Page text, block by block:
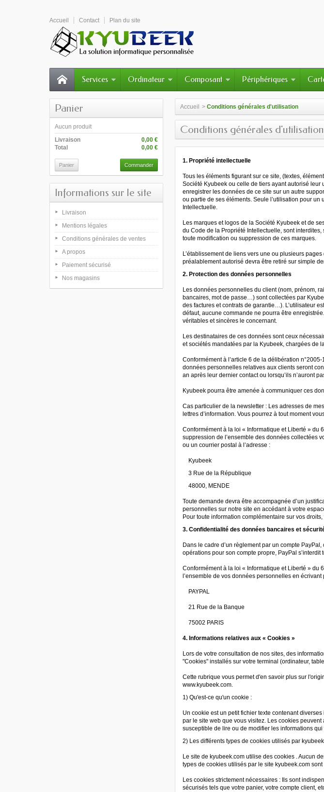
Accueil Contact Plan du site
Services Ordinateur Composant Périphériques
Panier
Aucun produit
0,00 €
Livraison
0,00 €
Total
Panier Commander
Informations sur le site
Livraison
Mentions légales
Conditions générales de ventes
A propos
Paiement sécurisé
Nos magasins
Accueil > Conditions générales d'utilisation
Conditions générales d'utilisation
1. Propriété intellectuelle
Tous les éléments figurant sur ce site, (textes,
Société Kyubeek ou celle de tiers ayant autorisé
enregistrer les données de ce site sur un autre
ou partie de ses éléments. Seule l’utilisation pour
Intellectuelle.
Les marques et logos de la Société Kyubeek et de
du Code de la Propriété Intellectuelle, sont
toute modification ou suppression de ces marques.
L’établissement de liens vers une ou plusieurs
préalablement autorisé devra être retiré sur simple
2. Protection des données personnelles
Les données personnelles du client (nom, prénom,
bancaires, mot de passe…) sont collectées par
des factures et contrats de garantie…). L’utilisateur
défaut, aucune commande ne pourra être
véritables et sincères le concernant.
Les destinataires de ces données sont ceux
et sociétés mandatées par la Kyubeek, chargées de
Conformément à l’article 6 de la délibération
données personnelles relatives aux clients seront
an après leur dernier contact ou lorsqu’ils n’auront
Kyubeek pourra être amenée à communiquer ces
Cas particulier de la newsletter : Les adresses de
lettres d’information. Vous pourrez à tout moment
Conformément à la loi « Informatique et Liberté » du
suppression de l’ensemble des données collectées
ou un courrier postal à l’adresse :
Kyubeek
3 Rue de la République
48000, MENDE
Toute demande devra être accompagnée d’un
personnelles sur notre site en accédant à votre
Pour toute information complémentaire sur vos
3. Confidentialité des données bancaires et
Dans le cadre d’un règlement par un compte
opérations pour son compte propre, PayPal
Conformément à la loi « Informatique et Liberté » du
l’ensemble de vos données personnelles en
PAYPAL
21 Rue de la Banque
75002 PARIS
4. Informations relatives aux « Cookies »
Lors de votre consultation de nos sites, des
"Cookies" installés sur votre terminal (ordinateur,
Cette rubrique vous permet d'en savoir plus sur
www.kyubeek.com.
1) Qu'est-ce qu'un cookie :
Un cookie est un petit fichier texte contenant
par le site web que vous visitez. Les cookies
susceptible de lire ou de modifier les informations
2) Les différents types de cookies utilisés par
Le site de kyubeek.com utilise des cookies . Aucun
types de cookies utilisés par le site kyubeek.com sont
Les cookies strictement nécessaires : Ils sont
sécurisés tels que votre panier, votre compte client,